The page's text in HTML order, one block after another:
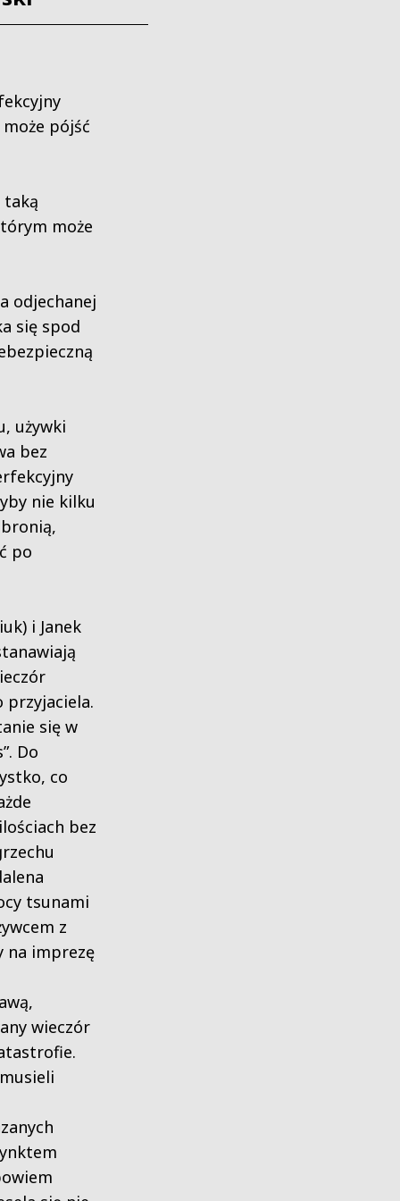
pójść
taką
może
odjechanej
się spod
używki
bez
nie kilku
po
i Janek
przyjaciela.
się w
Do
co
bez
tsunami
z
na imprezę
wieczór